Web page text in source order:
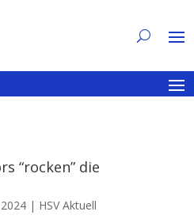
“rocken” die
| HSV Aktuell